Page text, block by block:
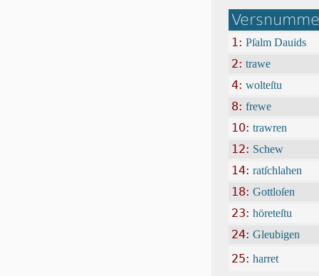
1: Pſalm Dauids
2: trawe
4: wolteſtu
8: frewe
10: trawren
12: Schew
14: ratſchlahen
18: Gottloſen
23: höreteſtu
24: Gleubigen
25: harret